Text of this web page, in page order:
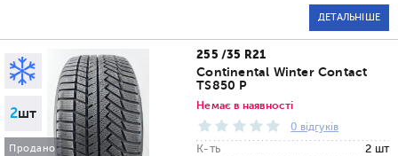
ДЕТАЛЬНІШЕ
2шт
Продано
255 /35 R21
Continental Winter Contact
TS850 P
Немає в наявності
0 відгуків
К-ть
2 шт